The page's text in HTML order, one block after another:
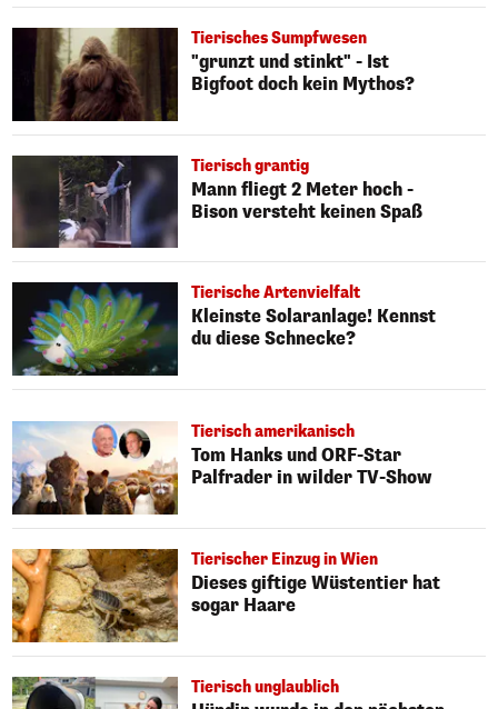
Tierisches Sumpfwesen
"grunzt und stinkt" - Ist
Bigfoot doch kein Mythos?
Tierisch grantig
Mann fliegt 2 Meter hoch -
Bison versteht keinen Spaß
Tierische Artenvielfalt
Kleinste Solaranlage! Kennst
du diese Schnecke?
Tierisch amerikanisch
Tom Hanks und ORF-Star
Palfrader in wilder TV-Show
Tierischer Einzug in Wien
Dieses giftige Wüstentier hat
sogar Haare
Tierisch unglaublich